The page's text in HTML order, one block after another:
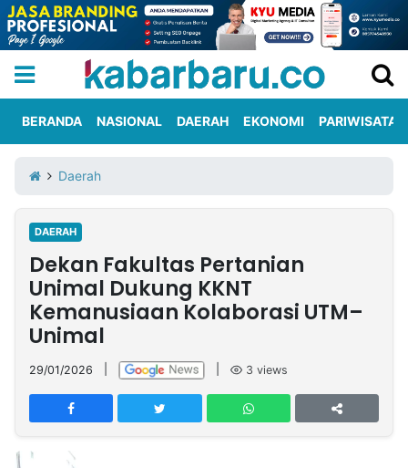
Iklan
Berita
Kami
Nasional
International
Olahraga
Entertainment
Daerah
Pariwisata
Kuliner
Kolom
Network
PT
TREETAN
MULTIMEDIA
INDONESIA
BERANDA NASIONAL DAERAH EKONOMI PARIWISATA
Daerah
DAERAH
Dekan Fakultas Pertanian
Unimal Dukung KKNT
Kemanusiaan Kolaborasi UTM–
Unimal
29/01/2026 3 views